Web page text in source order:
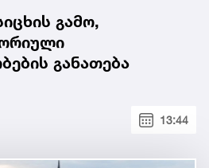
გამო,
განათება
13:44